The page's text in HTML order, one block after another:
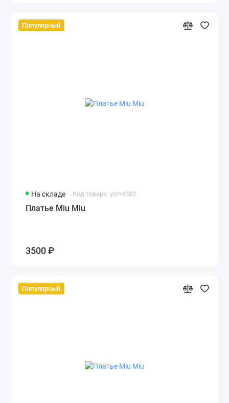
Популярный
На складе Код товара: yzm4382
Платье Miu Miu
3500 ₽
Популярный